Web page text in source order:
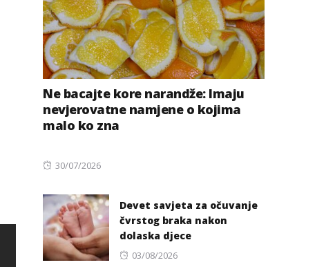
Ne bacajte kore narandže: Imaju
nevjerovatne namjene o kojima
malo ko zna
Posted
30/07/2026
Devet savjeta za očuvanje
čvrstog braka nakon
dolaska djece
Posted
03/08/2026